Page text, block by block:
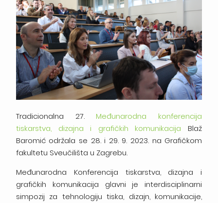
Tradicionalna 27. Međunarodna konferencija
tiskarstva, dizajna i grafičkih komunikacija Blaž
Baromić održala se 28. i 29. 9. 2023. na Grafičkom
fakultetu Sveučilišta u Zagrebu.
Međunarodna Konferencija tiskarstva, dizajna i
grafičkih komunikacija glavni je interdisciplinarni
simpozij za tehnologiju tiska, dizajn, komunikacije,